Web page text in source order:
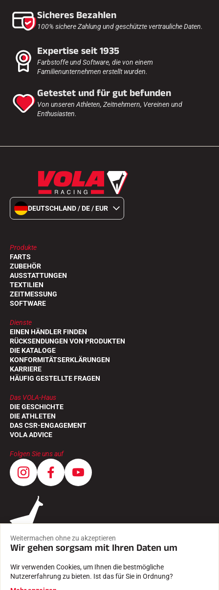
Sicheres Bezahlen
100% sichere Zahlung und geschützte vertrauliche Daten.
Expertise seit 1935
Farbstoffe und Software, die von einem
Familienunternehmen erstellt wurden.
Getestet und für gut befunden
Von unseren Athleten, Zeitnehmern, Vereinen und
Enthusiasten.
DEUTSCHLAND / DE / EUR
Produkte
FARTS
ZUBEHÖR
AUSSTATTUNGEN
TEXTILIEN
ZEITMESSUNG
SOFTWARE
Dienste
EINEN HÄNDLER FINDEN
RÜCKSENDUNGEN VON PRODUKTEN
DIE KATALOGE
KONFORMITÄTSERKLÄRUNGEN
KARRIERE
HÄUFIG GESTELLTE FRAGEN
Das VOLA-Haus
DIE GESCHICHTE
DIE ATHLETEN
DAS CSR-ENGAGEMENT
VOLA ADVICE
Folgen Sie uns auf
Weitermachen ohne zu akzeptieren
Wir gehen sorgsam mit Ihren Daten um
Wir verwenden Cookies, um Ihnen die bestmögliche
Nutzererfahrung zu bieten. Ist das für Sie in Ordnung?